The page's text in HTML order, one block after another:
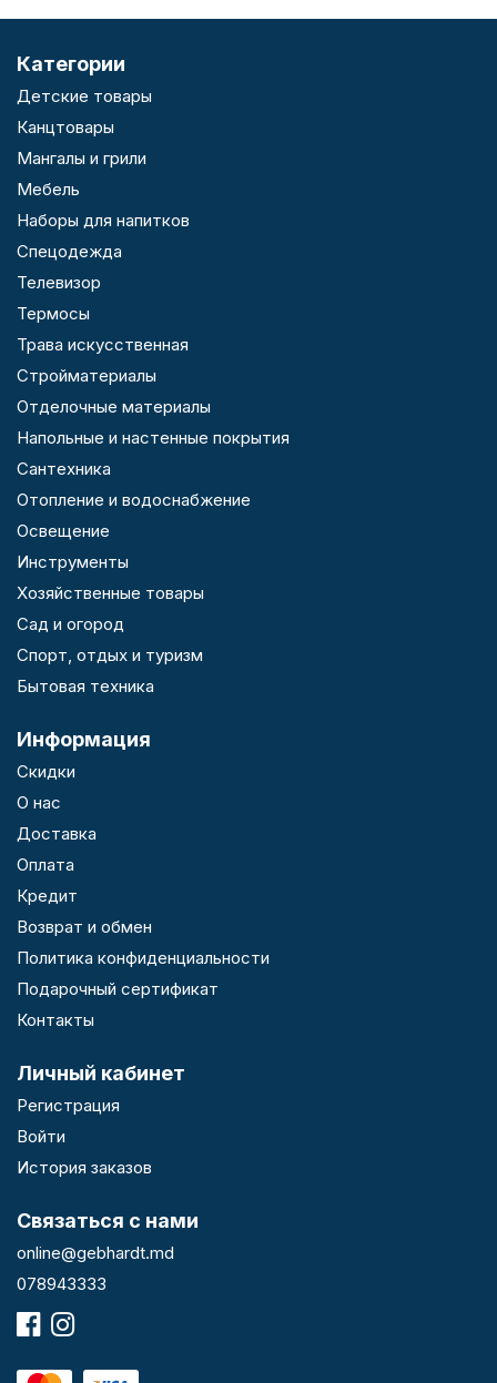
Категории
Детские товары
Канцтовары
Мангалы и грили
Мебель
Наборы для напитков
Спецодежда
Телевизор
Термосы
Трава искусственная
Стройматериалы
Отделочные материалы
Напольные и настенные покрытия
Сантехника
Отопление и водоснабжение
Освещение
Инструменты
Хозяйственные товары
Сад и огород
Спорт, отдых и туризм
Бытовая техника
Информация
Скидки
О нас
Доставка
Оплата
Кредит
Возврат и обмен
Политика конфиденциальности
Подарочный сертификат
Контакты
Личный кабинет
Регистрация
Войти
История заказов
Связаться с нами
online@gebhardt.md
078943333